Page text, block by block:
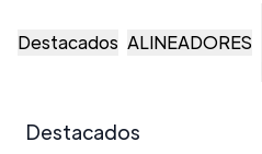
Destacados ALINEADORES
Destacados